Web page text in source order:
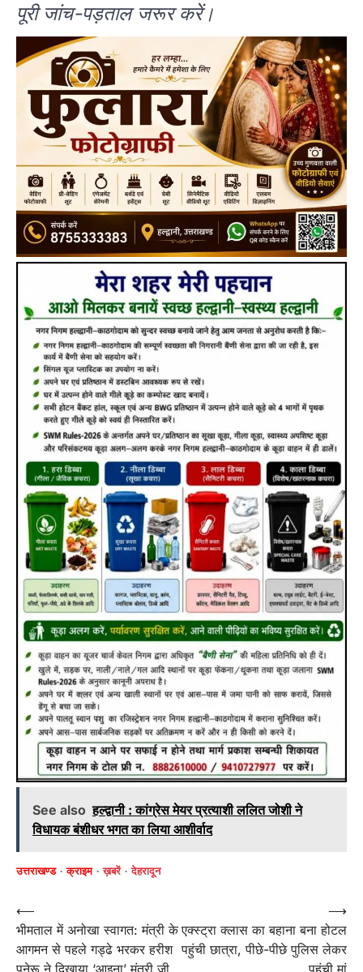
पूरी जांच-पड़ताल जरूर करें।
See also हल्द्वानी : कांग्रेस मेयर प्रत्याशी ललित जोशी ने
विधायक बंशीधर भगत का लिया आशीर्वाद
उत्तराखण्ड क्राइम ख़बरें देहरादून
Post
navigation
⟵
भीमताल में अनोखा स्वागत: मंत्री के
आगमन से पहले गड्ढे भरकर हरीश
एक्स्ट्रा क्लास का बहाना बना होटल
पहुंची छात्रा, पीछे-पीछे पुलिस लेकर
⟶